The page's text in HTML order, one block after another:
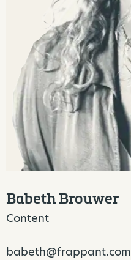
Babeth Brouwer
Content
babeth@frappant.com